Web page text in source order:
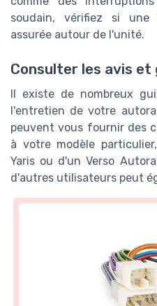
soudain, vérifiez si une
assurée autour de l'unité.
Consulter les avis et
Il existe de nombreux
l'entretien de votre
peuvent vous fournir des
à votre modèle
Yaris ou d'un Verso
d'autres utilisateurs peut